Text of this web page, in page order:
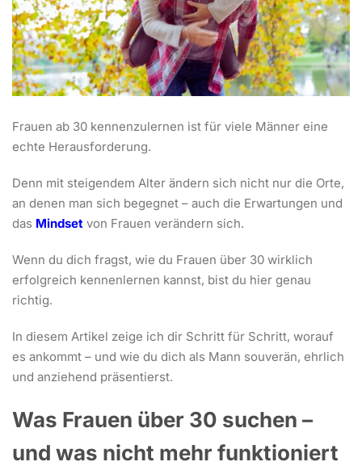
Frauen ab 30 kennenzulernen ist für viele Männer eine
echte Herausforderung.
Denn mit steigendem Alter ändern sich nicht nur die Orte,
an denen man sich begegnet – auch die Erwartungen und
das Mindset von Frauen verändern sich.
Wenn du dich fragst, wie du Frauen über 30 wirklich
erfolgreich kennenlernen kannst, bist du hier genau
richtig.
In diesem Artikel zeige ich dir Schritt für Schritt, worauf
es ankommt – und wie du dich als Mann souverän, ehrlich
und anziehend präsentierst.
Was Frauen über 30 suchen –
und was nicht mehr funktioniert